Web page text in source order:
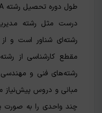
طول دوره تحصیل رشته MBA
رشته‌ای شناور است و
مقطع کارشناسی از
رشته‌های فنی و مهندسی
مبانی و دروس پیش‌نیاز
چند واحدی را به صورت